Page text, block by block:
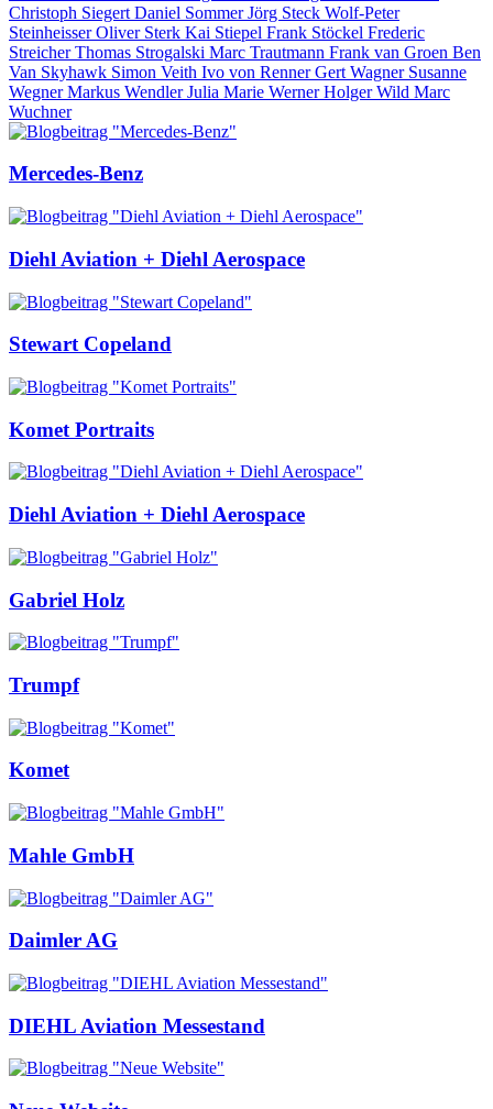
Christoph Siegert Daniel SommerJörg Steck Wolf-Peter
SteinheisserOliver Sterk Kai Stiepel Frank Stöckel Frederic
StreicherThomas Strogalski Marc Trautmann Frank van Groen Ben
Van Skyhawk Simon Veith Ivo von RennerGert Wagner Susanne
WegnerMarkus WendlerJulia Marie WernerHolger Wild Marc
Wuchner
Mercedes-Benz
Diehl Aviation + Diehl Aerospace
Stewart Copeland
Komet Portraits
Diehl Aviation + Diehl Aerospace
Gabriel Holz
Trumpf
Komet
Mahle GmbH
Daimler AG
DIEHL Aviation Messestand